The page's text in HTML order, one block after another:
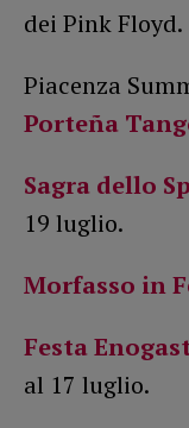
dei Pink Floyd.
Piacenza
Porteña
Sagra dello
19 luglio.
Morfasso in
Festa
al 17 luglio.